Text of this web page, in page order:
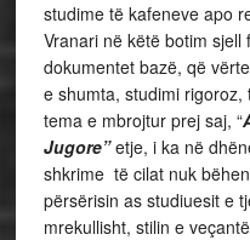
studime të kafeneve apo
Vranari në këtë botim
dokumentet bazë, që
e shumta, studimi
tema e mbrojtur prej saj, “
Jugore”etje, i ka në
shkrime të cilat nuk
përsërisin as studiuesit e
mrekullisht, stilin e